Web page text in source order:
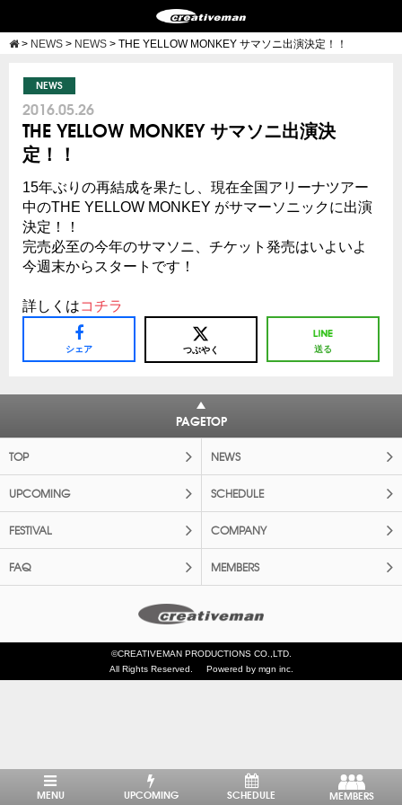
> NEWS > NEWS > THE YELLOW MONKEY サマソニ出演決定！！
NEWS
2016.05.26
THE YELLOW MONKEY サマソニ出演決
定！！
15年ぶりの再結成を果たし、現在全国アリーナツアー
中のTHE YELLOW MONKEY がサマーソニックに出演
決定！！
完売必至の今年のサマソニ、チケット発売はいよいよ
今週末からスタートです！
詳しくはコチラ
シェア つぶやく 送る
PAGETOP
TOP NEWS
UPCOMING SCHEDULE
FESTIVAL COMPANY
FAQ MEMBERS
©CREATIVEMAN PRODUCTIONS CO.,LTD.
All Rights Reserved.
Powered by mgn inc.
MENU UPCOMING SCHEDULE MEMBERS